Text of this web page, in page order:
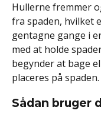
Hullerne fremmer
fra spaden, hvilket
gentagne gange i
med at holde
begynder at bage
placeres på spaden.
Sådan bruger